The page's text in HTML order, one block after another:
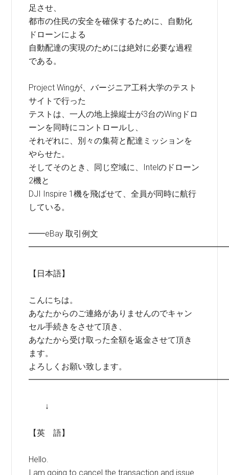
足させ、
都市の住民の安全を確保するために、自動化
ドローンによる
自動配達の実現のためには絶対に必要な過程
である。
Project Wingが、バージニア工科大学のテスト
サイトで行った
テストは、一人の地上操縦士が3台のWingドロ
ーンを同時にコントロールし、
それぞれに、別々の集荷と配達ミッションを
やらせた。
そしてそのとき、同じ空域に、Intelのドローン
2機と
DJI Inspire 1機を飛ばせて、全員が同時に航行
している。
━━eBay 取引例文
【日本語】
こんにちは。
あなたからのご連絡がありませんのでキャン
セル手続きをさせて頂き、
あなたから受け取った全額を返金させて頂き
ます。
よろしくお願い致します。
↓
【英 語】
Hello.
I am going to cancel the transaction and issue